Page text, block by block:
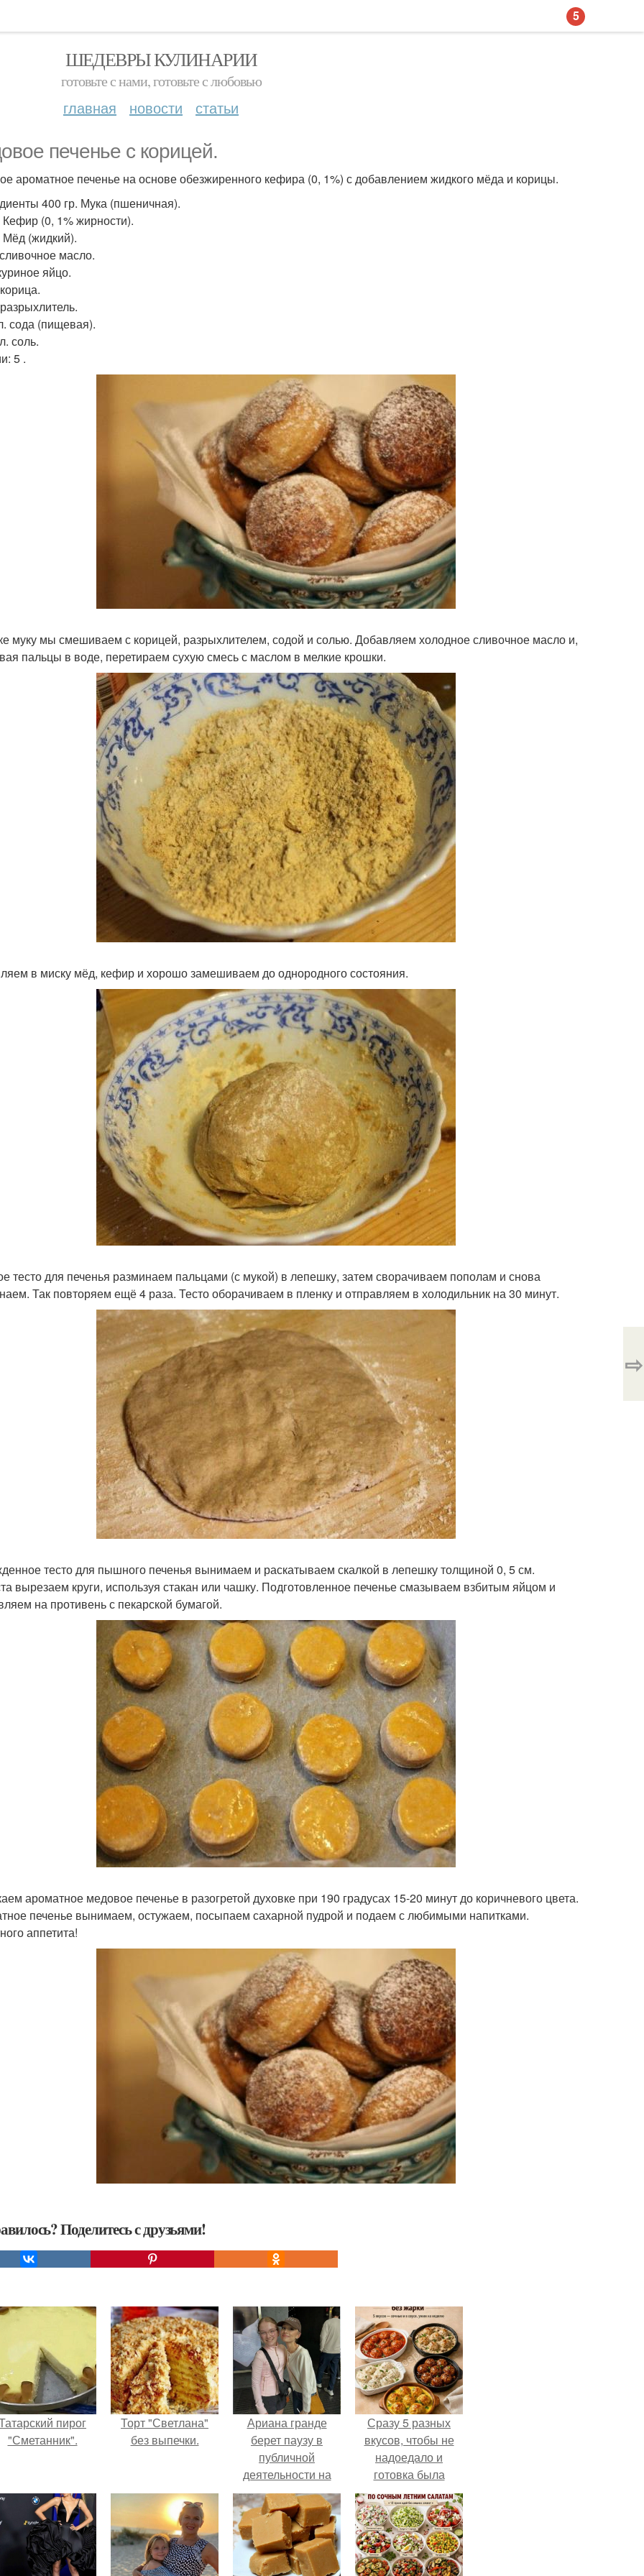
ШЕДЕВРЫ КУЛИНАРИИ
готовьте с нами, готовьте с любовью
главная новости статьи
печенье с корицей.
ароматное печенье на основе обезжиренного кефира (0, 1%) с добавлением жидкого мёда и корицы.
400 гр. Мука (пшеничная).
(0, 1% жирности).
(жидкий).
масло.
яйцо.
сода (пищевая).
соль.
5 .
муку мы смешиваем с корицей, разрыхлителем, содой и солью. Добавляем холодное сливочное масло и,
пальцы в воде, перетираем сухую смесь с маслом в мелкие крошки.
в миску мёд, кефир и хорошо замешиваем до однородного состояния.
тесто для печенья разминаем пальцами (с мукой) в лепешку, затем сворачиваем пополам и снова
Так повторяем ещё 4 раза. Тесто оборачиваем в пленку и отправляем в холодильник на 30 минут.
тесто для пышного печенья вынимаем и раскатываем скалкой в лепешку толщиной 0, 5 см.
вырезаем круги, используя стакан или чашку. Подготовленное печенье смазываем взбитым яйцом и
на противень с пекарской бумагой.
ароматное медовое печенье в разогретой духовке при 190 градусах 15-20 минут до коричневого цвета.
печенье вынимаем, остужаем, посыпаем сахарной пудрой и подаем с любимыми напитками.
аппетита!
Поделитесь с друзьями!
⇨
пирог
"Сметанник".
Торт "Светлана"
без выпечки.
Ариана гранде
берет паузу в
публичной
деятельности на
фоне слухов о
своем здоровье.
Сразу 5 разных
вкусов, чтобы не
надоедало и
готовка была
проще.
5